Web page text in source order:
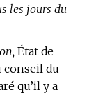
les jours du
État de
conseil du
qu’il y a